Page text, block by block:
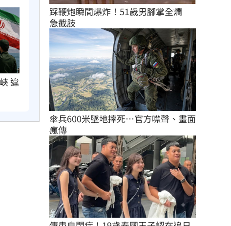
違
踩鞭炮瞬間爆炸！51歲男腳掌全爛
急截肢
傘兵600米墜地摔死…官方噤聲、畫面
瘋傳